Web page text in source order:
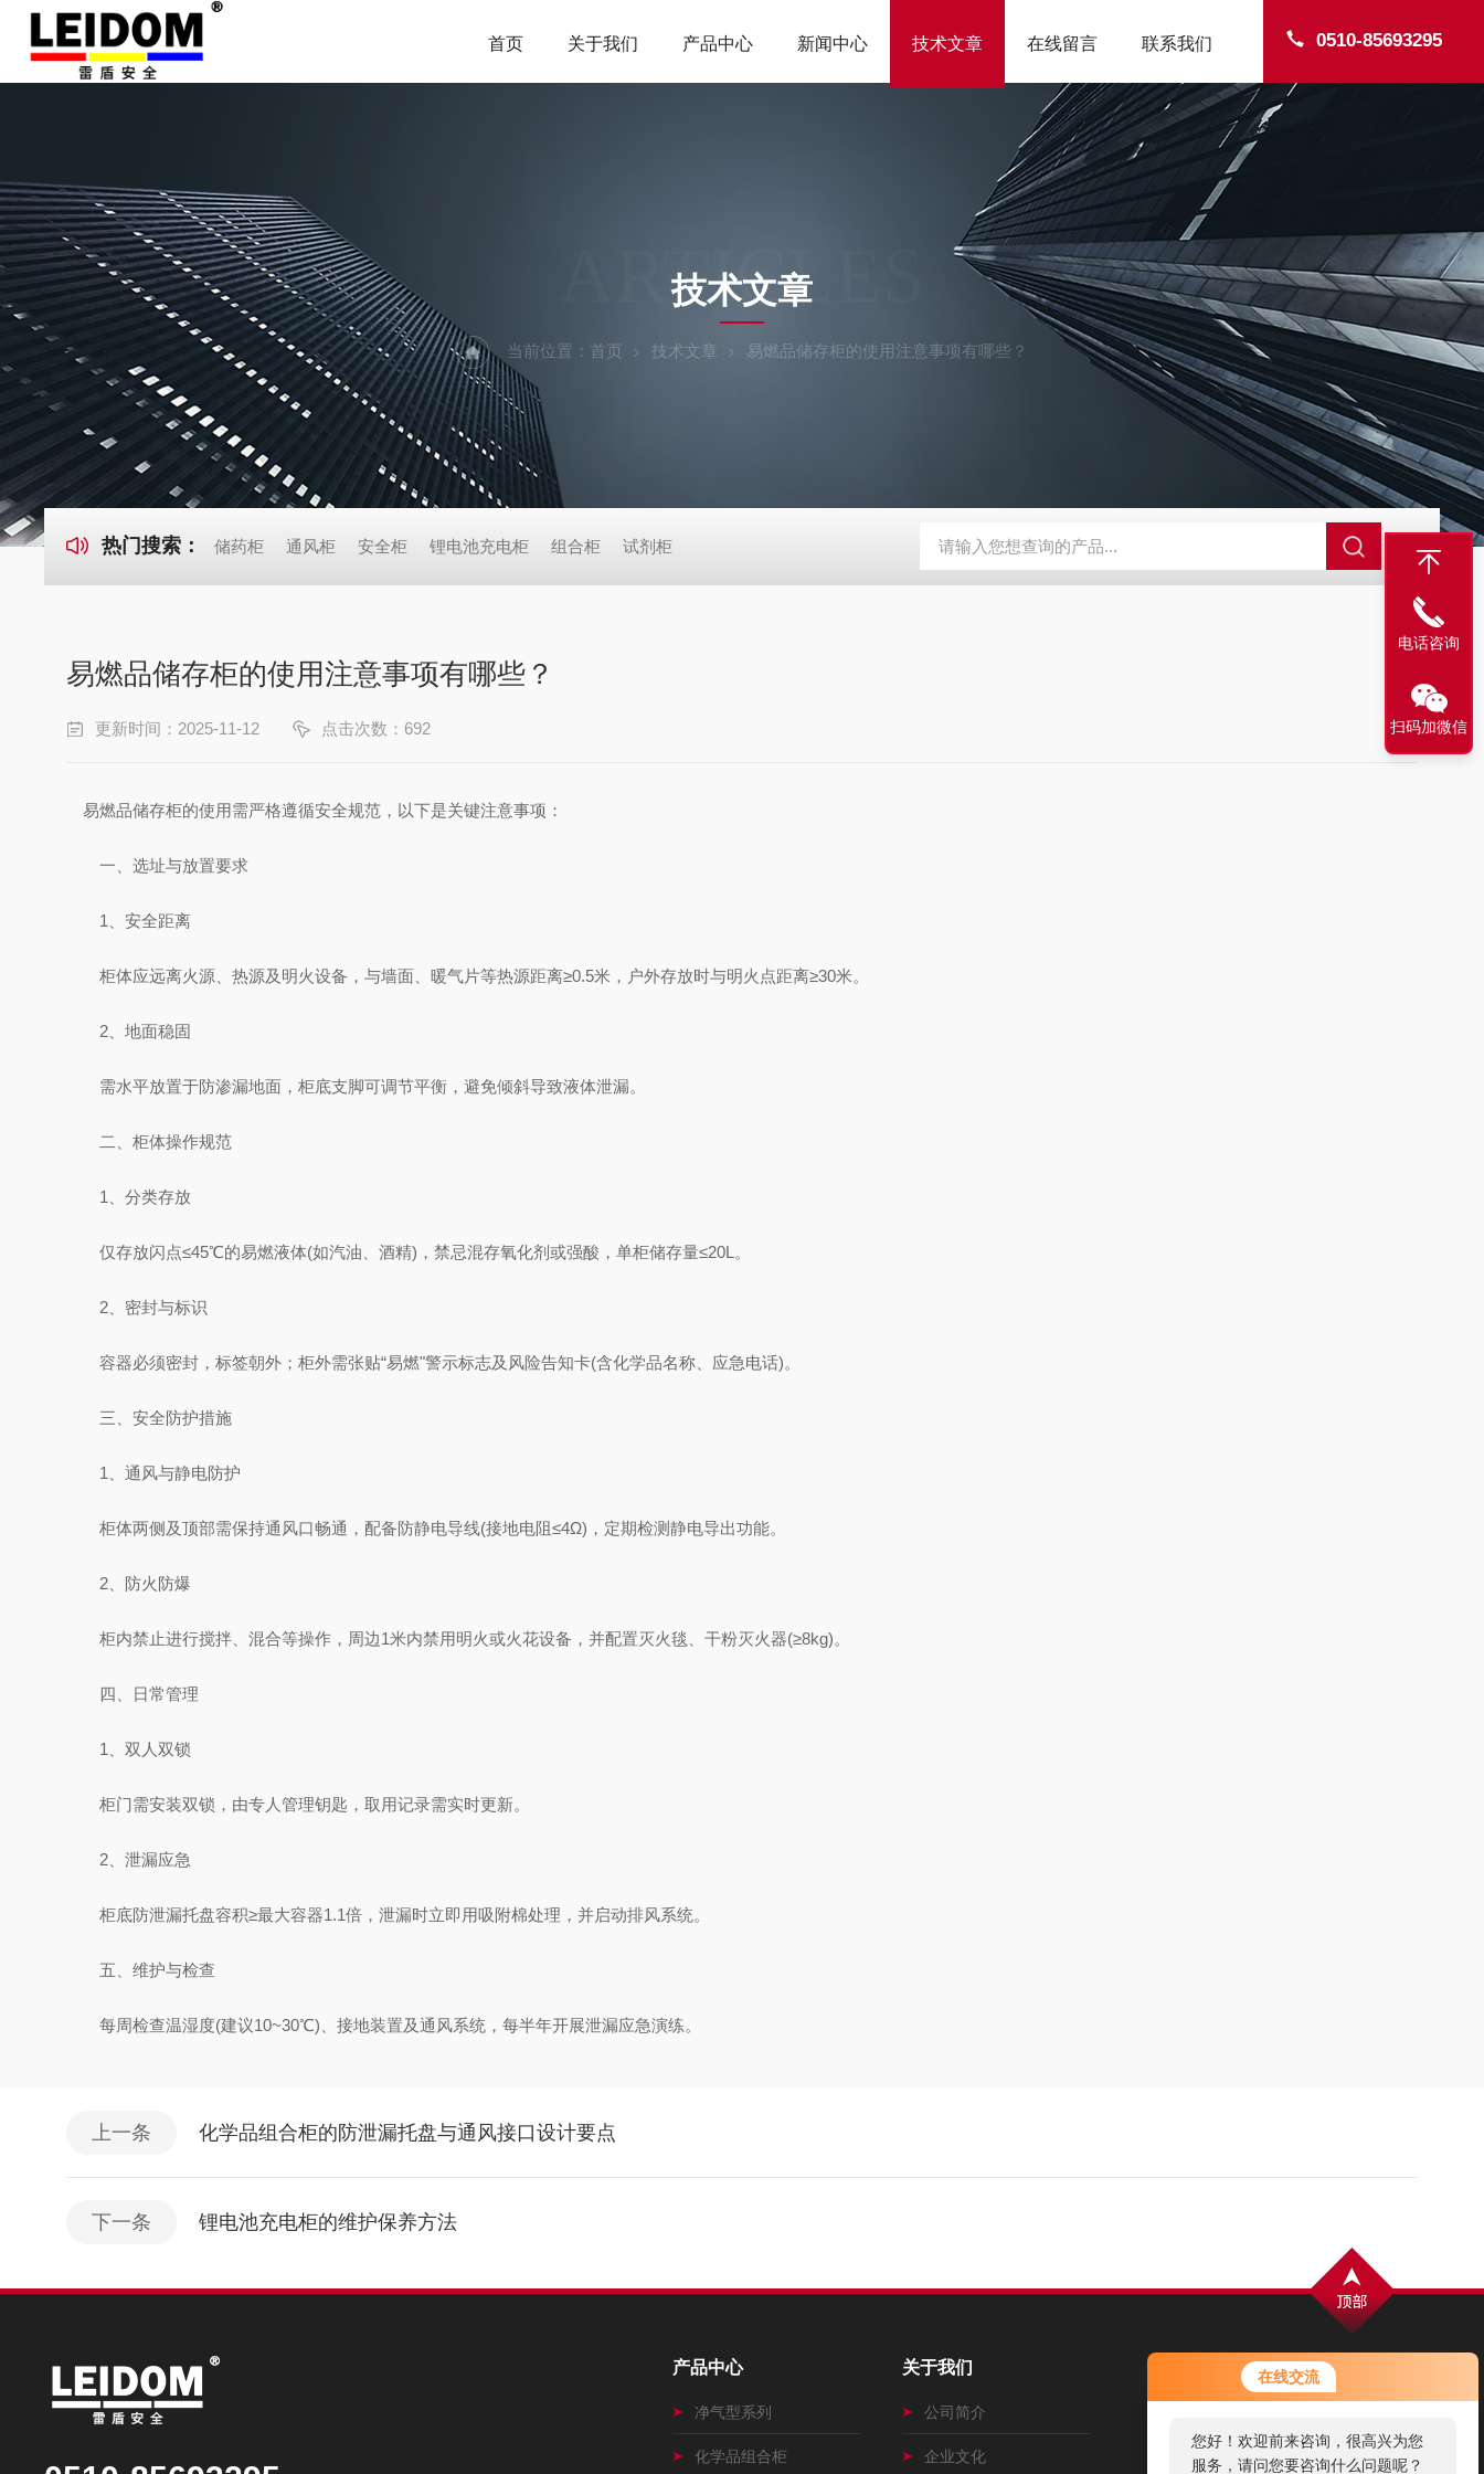
在线交流
您好！欢迎前来咨询，很高兴为您
服务，请问您要咨询什么问题呢？
您好，看您停留很久了，是否找到
了需求产品，您可以直接在线与我
0510-85693295
首页 关于我们 产品中心 新闻中心 技术文章 在线留言 联系我们
ARTICLES
技术文章
当前位置： 首页 技术文章 易燃品储存柜的使用注意事项有哪些？
热门搜索： 储药柜 通风柜 安全柜 锂电池充电柜 组合柜 试剂柜
易燃品储存柜的使用注意事项有哪些？
更新时间：2025-11-12 点击次数：692
易燃品储存柜的使用需严格遵循安全规范，以下是关键注意事项：
一、选址与放置要求
‌1、安全距离‌
柜体应远离火源、热源及明火设备，与墙面、暖气片等热源距离≥0.5米，户外存放时与明火点距离≥30米‌。
‌2、地面稳固‌
需水平放置于防渗漏地面，柜底支脚可调节平衡，避免倾斜导致液体泄漏‌。
二、柜体操作规范
‌1、分类存放‌
仅存放闪点≤45℃的易燃液体(如汽油、酒精)，禁忌混存氧化剂或强酸，单柜储存量≤20L‌。
‌2、密封与标识‌
容器必须密封，标签朝外；柜外需张贴“易燃"警示标志及风险告知卡(含化学品名称、应急电话)‌。
三、安全防护措施
‌1、通风与静电防护‌
柜体两侧及顶部需保持通风口畅通，配备防静电导线(接地电阻≤4Ω)，定期检测静电导出功能‌。
‌2、防火防爆‌
柜内禁止进行搅拌、混合等操作，周边1米内禁用明火或火花设备，并配置灭火毯、干粉灭火器(≥8kg)‌。
四、日常管理
‌1、双人双锁‌
柜门需安装双锁，由专人管理钥匙，取用记录需实时更新‌。
‌2、泄漏应急‌
柜底防泄漏托盘容积≥最大容器1.1倍，泄漏时立即用吸附棉处理，并启动排风系统‌。
五、维护与检查
每周检查温湿度(建议10~30℃)、接地装置及通风系统，每半年开展泄漏应急演练‌。
上一条 化学品组合柜的防泄漏托盘与通风接口设计要点
下一条 锂电池充电柜的维护保养方法
扫码加微信，了解最新动态
产品中心
净气型系列
化学品组合柜
关于我们
公司简介
企业文化
电话咨询
扫码加微信